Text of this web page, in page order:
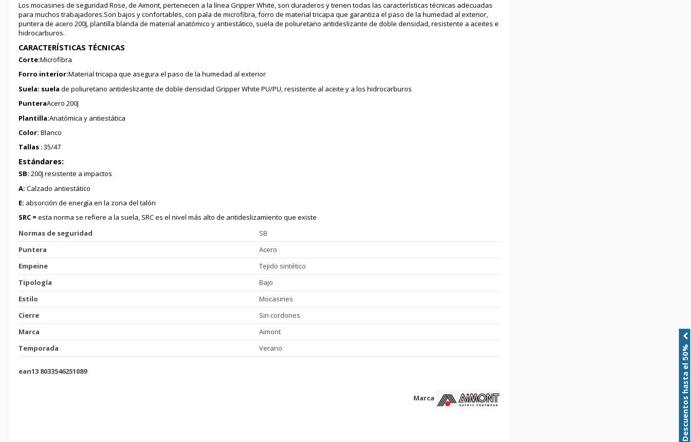
Los mocasines de seguridad Rose, de Aimont, pertenecen a la línea Gripper White, son duraderos y tienen todas las características técnicas adecuadas
para muchos trabajadores.Son bajos y confortables, con pala de microfibra, forro de material tricapa que garantiza el paso de la humedad al exterior,
puntera de acero 200J, plantilla blanda de material anatómico y antiestático, suela de poliuretano antideslizante de doble densidad, resistente a aceites e
hidrocarburos.
CARACTERÍSTICAS TÉCNICAS
Corte:Microfibra
Forro interior:Material tricapa que asegura el paso de la humedad al exterior
Suela: suela de poliuretano antideslizante de doble densidad Gripper White PU/PU, resistente al aceite y a los hidrocarburos
PunteraAcero 200J
Plantilla:Anatómica y antiestática
Color: Blanco
Tallas : 35/47
Estándares:
SB: 200J resistente a impactos
A: Calzado antiestático
E: absorción de energía en la zona del talón
SRC = esta norma se refiere a la suela, SRC es el nivel más alto de antideslizamiento que existe
Normas de seguridad
SB
Puntera
Acero
Empeine
Tejido sintético
Tipología
Bajo
Estilo
Mocasines
Cierre
Sin cordones
Marca
Aimont
Temporada
Verano
Marca
ean13 8033546251089 Descuentos hasta el 50%